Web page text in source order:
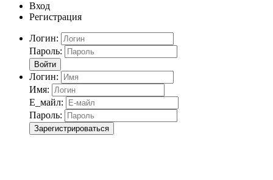
Вход
Регистрация
Логин:
Пароль:
Войти
Логин:
Имя:
Е_майл:
Пароль:
Зарегистрироваться